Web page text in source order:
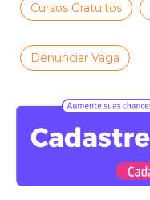
Cursos Gratuitos
Denunciar Vaga